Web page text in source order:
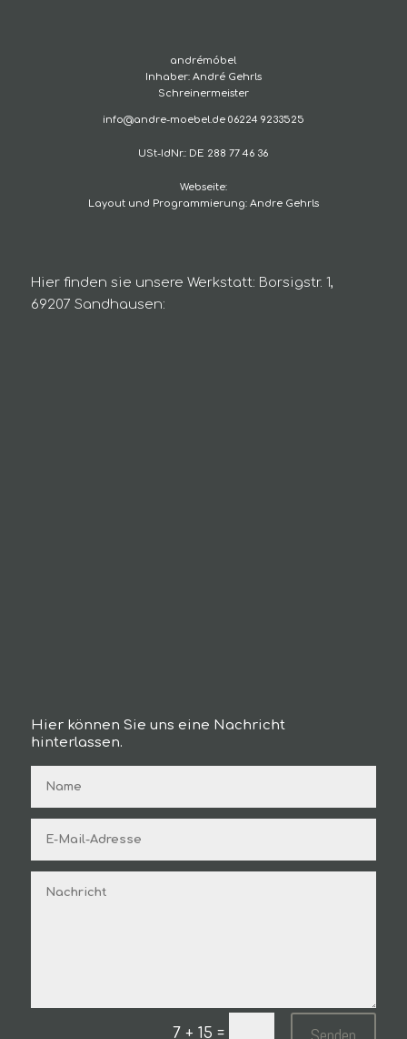
andrémóbel
Inhaber: André Gehrls
Schreinermeister
info@andre-moebel.de 06224 9233525
USt-IdNr.: DE 288 77 46 36
Webseite:
Layout und Programmierung: Andre Gehrls
Hier finden sie unsere Werkstatt: Borsigstr. 1,
69207 Sandhausen:
Hier können Sie uns eine Nachricht
hinterlassen.
7 + 15 =